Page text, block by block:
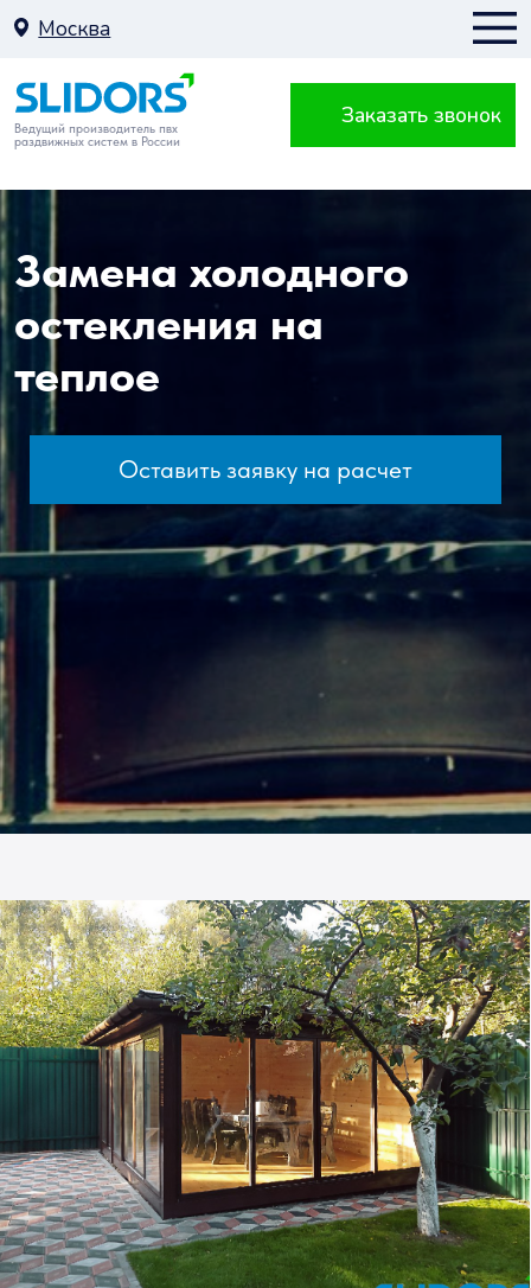
Москва
Ведущий производитель пвх
раздвижных систем в России
Замена холодного
остекления на
теплое
Оставить заявку на расчет